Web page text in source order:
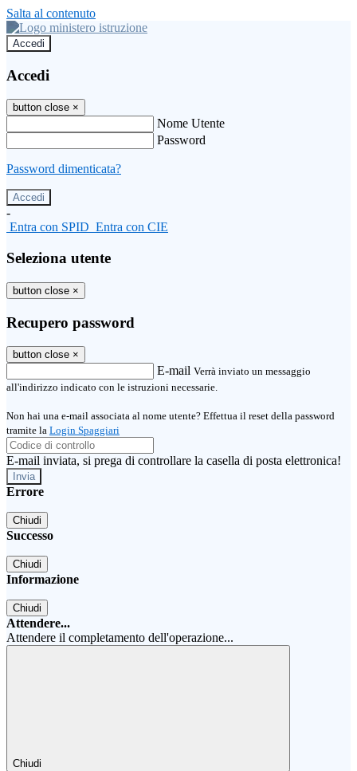
Salta al contenuto
Accedi
Accedi
button close ×
Nome Utente
Password
Password dimenticata?
-
Entra con SPID Entra con CIE
Seleziona utente
button close ×
Recupero password
button close ×
E-mail Verrà inviato un messaggio
all'indirizzo indicato con le istruzioni necessarie.
Non hai una e-mail associata al nome utente? Effettua il reset della password
tramite la Login Spaggiari
E-mail inviata, si prega di controllare la casella di posta elettronica!
Errore
Chiudi
Successo
Chiudi
Informazione
Chiudi
Attendere...
Attendere il completamento dell'operazione...
Chiudi